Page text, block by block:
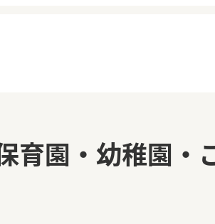
メッセージ
おすすめの園
育園・幼稚園